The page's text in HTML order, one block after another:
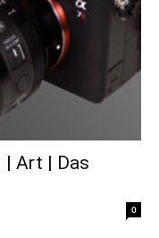
| Art | Das
0